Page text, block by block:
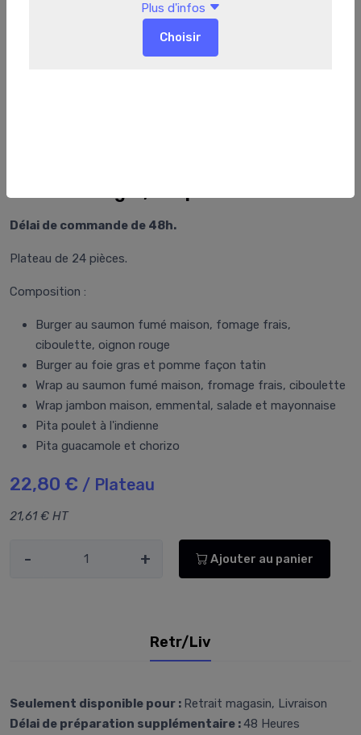
Délai de commande de 48h.
Plateau de 24 pièces.
Composition :
Burger au saumon fumé maison, fomage frais,
ciboulette, oignon rouge
Burger au foie gras et pomme façon tatin
Wrap au saumon fumé maison, fromage frais, ciboulette
Wrap jambon maison, emmental, salade et mayonnaise
Pita poulet à l'indienne
Pita guacamole et chorizo
22,80 € / Plateau
21,61 € HT
- + Ajouter au panier
Retr/Liv
Seulement disponible pour : Retrait magasin, Livraison
Délai de préparation supplémentaire :48 Heures